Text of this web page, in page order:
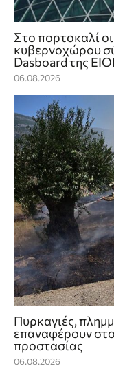
Στο πορτοκαλί
κυβερνοχώρου
Dasboard της
06.08.2026
Πυρκαγιές,
επαναφέρουν
προστασίας
06.08.2026